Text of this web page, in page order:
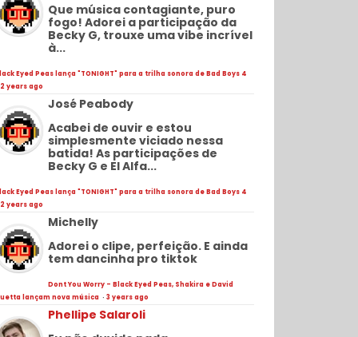
Que música contagiante, puro
fogo! Adorei a participação da
Becky G, trouxe uma vibe incrível
à...
Eyed Peas lança "TONIGHT" para a trilha sonora de Bad Boys 4
2 years ago
José Peabody
Acabei de ouvir e estou
simplesmente viciado nessa
batida! As participações de
Becky G e El Alfa...
Eyed Peas lança "TONIGHT" para a trilha sonora de Bad Boys 4
2 years ago
Michelly
Adorei o clipe, perfeição. E ainda
tem dancinha pro tiktok
Dont You Worry - Black Eyed Peas, Shakira e David
lançam nova música · 3 years ago
Phellipe Salaroli